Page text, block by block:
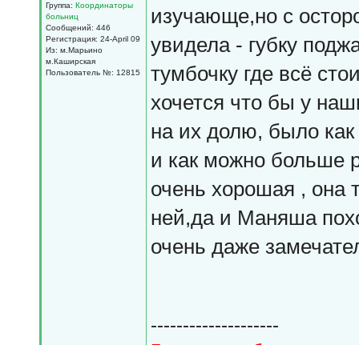
Группа: Координаторы
больниц
Сообщений: 446
Регистрация: 24-April 09
Из: м.Марьино
м.Каширская
Пользователь №: 12815
изучающе,но с
увидела - губку
тумбочку где всё
хочется что бы у
на их долю, было
и как можно больше
очень хорошая , она
ней,да и Маняша
очень даже
--------------------